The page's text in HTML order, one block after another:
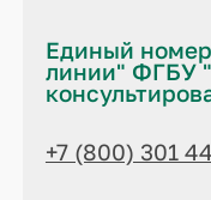
Единый
линии" ФГБУ
+7 (800) 301